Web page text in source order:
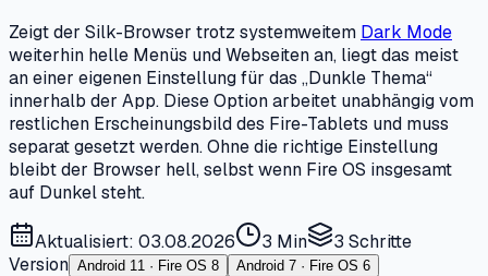
Zeigt der Silk-Browser trotz systemweitem Dark Mode
weiterhin helle Menüs und Webseiten an, liegt das meist
an einer eigenen Einstellung für das „Dunkle Thema“
innerhalb der App. Diese Option arbeitet unabhängig vom
restlichen Erscheinungsbild des Fire-Tablets und muss
separat gesetzt werden. Ohne die richtige Einstellung
bleibt der Browser hell, selbst wenn Fire OS insgesamt
auf Dunkel steht.
Aktualisiert: 03.08.2026 3 Min 3 Schritte
Version Android 11 · Fire OS 8 Android 7 · Fire OS 6